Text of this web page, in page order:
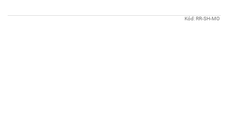
Kód:RR-SH-MO